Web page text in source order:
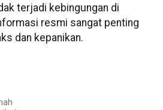
terjadi kebingungan di
resmi sangat penting
dan kepanikan.